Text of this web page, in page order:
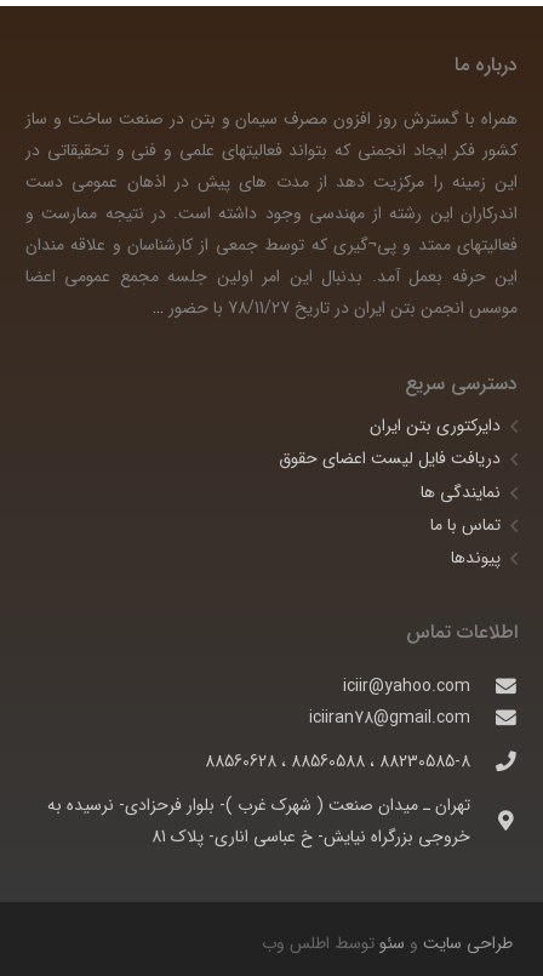
درباره ما
همراه با گسترش روز افزون مصرف سیمان و بتن در صنعت ساخت و ساز
کشور فکر ایجاد انجمنی که بتواند فعالیتهای علمی و فنی و تحقیقاتی در
این زمینه را مرکزیت دهد از مدت های پیش در اذهان عمومی دست
اندرکاران این رشته از مهندسی وجود داشته است. در نتیجه ممارست و
فعالیتهای ممتد و پی¬گیری که توسط جمعی از کارشناسان و علاقه مندان
این حرفه بعمل آمد. بدنبال این امر اولین جلسه مجمع عمومی اعضا
موسس انجمن بتن ایران در تاریخ 78/11/27 با حضور
…
دسترسی سریع
دایرکتوری بتن ایران
دریافت فایل لیست اعضای حقوق
نمایندگی ها
تماس با ما
پیوندها
اطلاعات تماس
iciir@yahoo.com
iciiran78@gmail.com
88230585-8 ، 88560588 ، 88560628
تهران ـ ميدان صنعت ( شهرک غرب )- بلوار فرحزادی- نرسيده به
خروجی بزرگراه نيايش- خ عباسی اناری- پلاک 81
طراحی سایت و سئوتوسط اطلس وب